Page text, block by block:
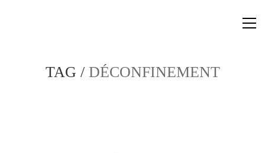
TAG / DÉCONFINEMENT